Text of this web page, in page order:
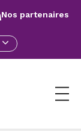
Nos partenaires